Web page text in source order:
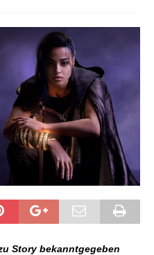
Story bekanntgegeben